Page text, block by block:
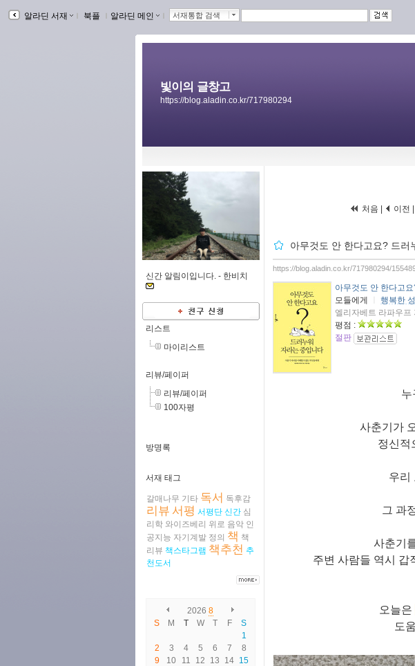
알라딘 서재 북플 알라딘 메인 서재통합 검색
빛이의 글창고
https://blog.aladin.co.kr/717980294
신간 알림이입니다. - 한비치
리스트
마이리스트
리뷰/페이퍼
리뷰/페이퍼
100자평
방명록
서재 태그
갈매나무 기타 독서 독후감
리뷰 서평 서평단 신간 심
리학 와이즈베리 위로 음악 인
공지능 자기계발 정의 책 책
리뷰 책스타그램 책추천 추
천도서
2026 8
S
M T W T F
S
1
2
3 4 5 6 7
8
9
10 11 12 13 14 15
처음 | 이전 |
아무것도 안 한다고요? 드러
https://blog.aladin.co.kr/717980294/
아무것도 안 한다고
모들에게
행복한
엘리자베트 라파우프
평점 :
절판
누
사춘기가
정신적
우리
그 과
사춘기
주변 사람들 역시 갑
오늘은
도